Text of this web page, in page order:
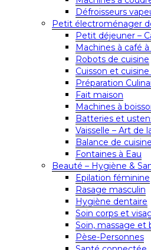
Défroisseurs
Petit électroménager
Petit déjeuner –
Machines à café à
Robots de cuisine
Cuisson et
Préparation
Fait maison
Machines à
Batteries et
Vaisselle – Art de
Balance de cuisine
Fontaines à Eau
Beauté – Hygiène &
Epilation féminine
Rasage masculin
Hygiène dentaire
Soin corps et
Soin, massage et
Pèse-Personnes